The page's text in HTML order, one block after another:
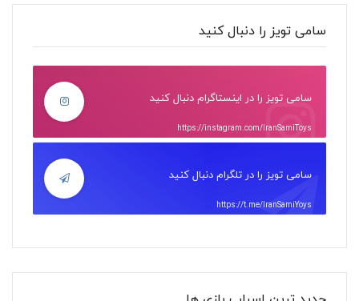
سامی تویز را دنبال کنید
سامی تویز را در اینستاگرام دنبال کنید
https://instagram.com/IranSamiToys
سامی تویز را در تلگرام دنبال کنید
https://t.me/IranSamiYoys